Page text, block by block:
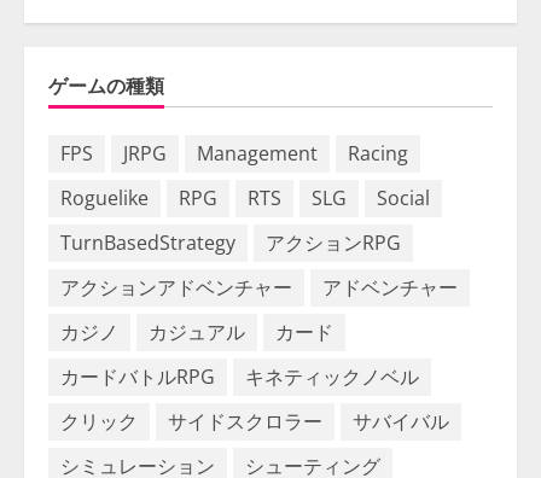
ゲームの種類
FPS JRPG Management
Racing
Roguelike
RPG RTS SLG
Social
TurnBasedStrategy
アクションRPG
アクションアドベンチャー
アドベンチャー
カジノ
カジュアル
カード
カードバトルRPG
キネティックノベル
クリック
サイドスクロラー
サバイバル
シミュレーション
シューティング